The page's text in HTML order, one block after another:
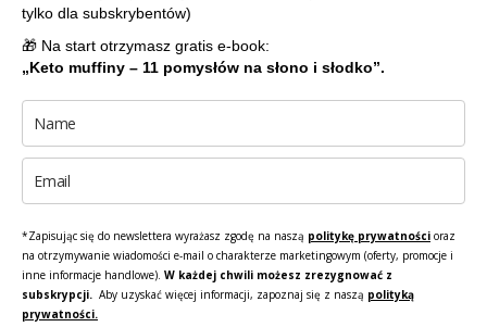
tylko dla subskrybentów)
🎁 Na start otrzymasz gratis e-book:
„Keto muffiny – 11 pomysłów na słono i słodko”.
*Zapisując się do newslettera wyrażasz zgodę na naszą politykę prywatności oraz
na otrzymywanie wiadomości e-mail o charakterze marketingowym (oferty, promocje i
inne informacje handlowe). W każdej chwili możesz zrezygnować z
subskrypcji. Aby uzyskać więcej informacji, zapoznaj się z naszą polityką
prywatności.